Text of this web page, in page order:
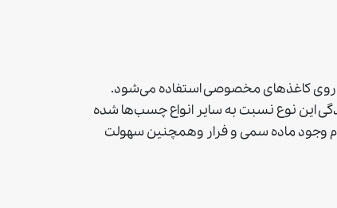
روی کاغذهای مخصوصی استفاده می‌شود.
این نوع نسبت به سایر انواع چسب‌ها شده
وجود ماده سمی و فرار وهمچنین سهولت